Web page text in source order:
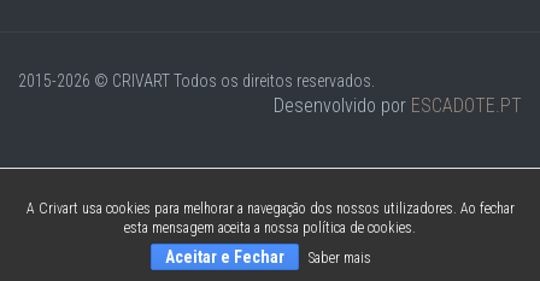
2015-2026 © CRIVARTTodos os direitos reservados.
Desenvolvido por ESCADOTE.PT
A Crivart usa cookies para melhorar a navegação dos nossos utilizadores. Ao fechar
esta mensagem aceita a nossa política de cookies.
Aceitar e Fechar Saber mais